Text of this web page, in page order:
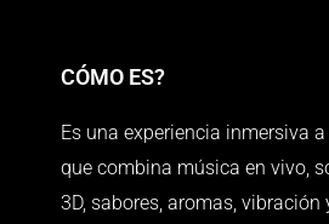
CÓMO ES?
Es una experiencia inmersiva
que combina música en vivo,
3D, sabores, aromas, vibración